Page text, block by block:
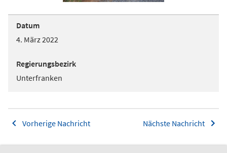
Datum
4. März 2022
Regierungsbezirk
Unterfranken
Vorherige Nachricht Nächste Nachricht